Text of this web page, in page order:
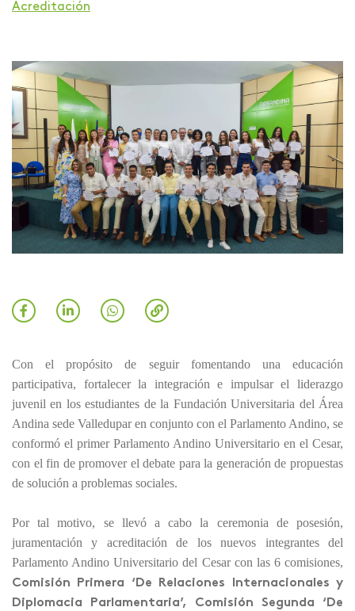
Acreditación
Con el propósito de seguir fomentando una educación
participativa, fortalecer la integración e impulsar el liderazgo
juvenil en los estudiantes de la Fundación Universitaria del Área
Andina sede Valledupar en conjunto con el Parlamento Andino, se
conformó el primer Parlamento Andino Universitario en el Cesar,
con el fin de promover el debate para la generación de propuestas
de solución a problemas sociales.
Por tal motivo, se llevó a cabo la ceremonia de posesión,
juramentación y acreditación de los nuevos integrantes del
Parlamento Andino Universitario del Cesar con las 6 comisiones,
Comisión Primera ‘De Relaciones Internacionales y
Diplomacia Parlamentaria’, Comisión Segunda ‘De